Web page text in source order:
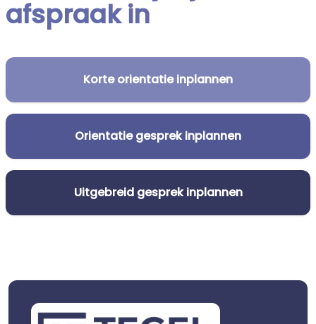
afspraak in
Korte orientatie inplannen
Orientatie gesprek inplannen
Uitgebreid gesprek inplannen